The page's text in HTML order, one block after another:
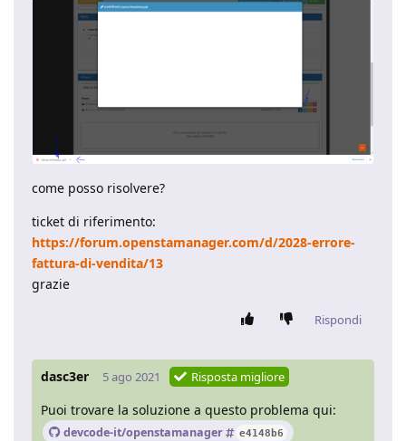
come posso risolvere?
ticket di riferimento:
https://forum.openstamanager.com/d/2028-errore-
fattura-di-vendita/13
grazie
Rispondi
dasc3er 5 ago 2021 Risposta migliore
Puoi trovare la soluzione a questo problema qui:
devcode-it/openstamanager e4148b6